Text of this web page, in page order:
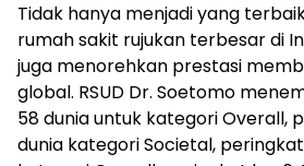
Tidak hanya menjadi yang
rumah sakit rujukan terbesar di
juga menorehkan prestasi
global. RSUD Dr. Soetomo
58 dunia untuk kategori Overall,
dunia kategori Societal,